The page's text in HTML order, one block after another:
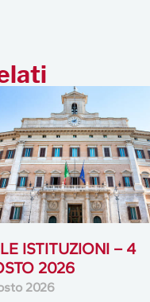
ISTITUZIONI – 4
2026
2026